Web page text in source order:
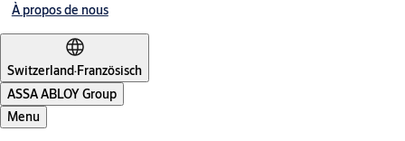
À propos de nous
Switzerland·Französisch
ASSA ABLOY Group
Menu